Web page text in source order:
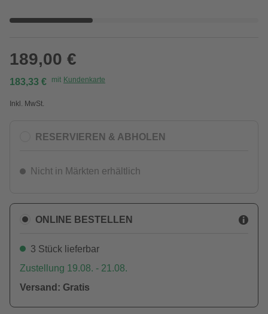
189,00 €
183,33 € mit Kundenkarte
Inkl. MwSt.
RESERVIEREN & ABHOLEN
Nicht in Märkten erhältlich
ONLINE BESTELLEN
3 Stück lieferbar
Zustellung 19.08. - 21.08.
Versand: Gratis